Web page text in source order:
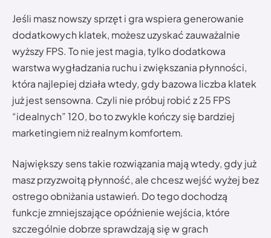
Jeśli masz nowszy sprzęt i gra wspiera generowanie
dodatkowych klatek, możesz uzyskać zauważalnie
wyższy FPS. To nie jest magia, tylko dodatkowa
warstwa wygładzania ruchu i zwiększania płynności,
która najlepiej działa wtedy, gdy bazowa liczba klatek
już jest sensowna. Czyli nie próbuj robić z 25 FPS
“idealnych” 120, bo to zwykle kończy się bardziej
marketingiem niż realnym komfortem.
Największy sens takie rozwiązania mają wtedy, gdy już
masz przyzwoitą płynność, ale chcesz wejść wyżej bez
ostrego obniżania ustawień. Do tego dochodzą
funkcje zmniejszające opóźnienie wejścia, które
szczególnie dobrze sprawdzają się w grach